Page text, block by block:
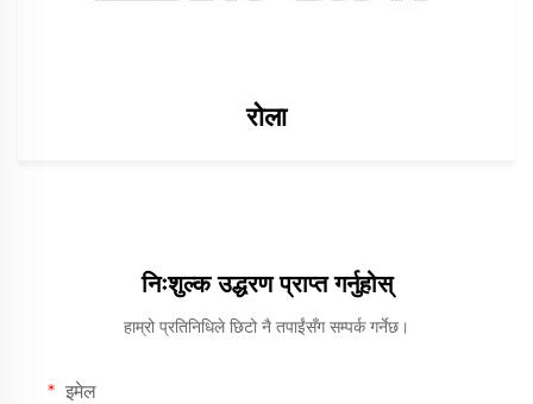
रोला
निःशुल्क उद्धरण प्राप्त गर्नुहोस्
हाम्रो प्रतिनिधिले छिटो नै तपाईंसँग सम्पर्क गर्नेछ।
इमेल